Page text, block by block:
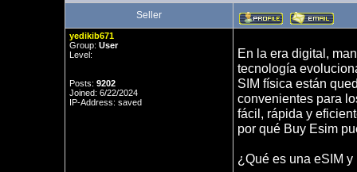
Seller
yedikib671
Group: User
Level:
Posts: 9202
Joined: 6/22/2024
IP-Address: saved
En la era digital,
tecnología
SIM física están
convenientes para
fácil, rápida y
por qué Buy Esim
¿Qué es una eSIM